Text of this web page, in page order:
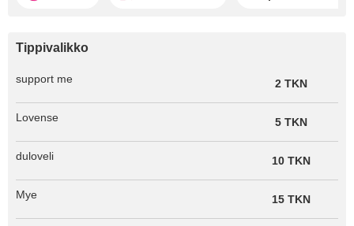
Tippivalikko
support me 2 TKN
Lovense 5 TKN
duloveli 10 TKN
Mye 15 TKN